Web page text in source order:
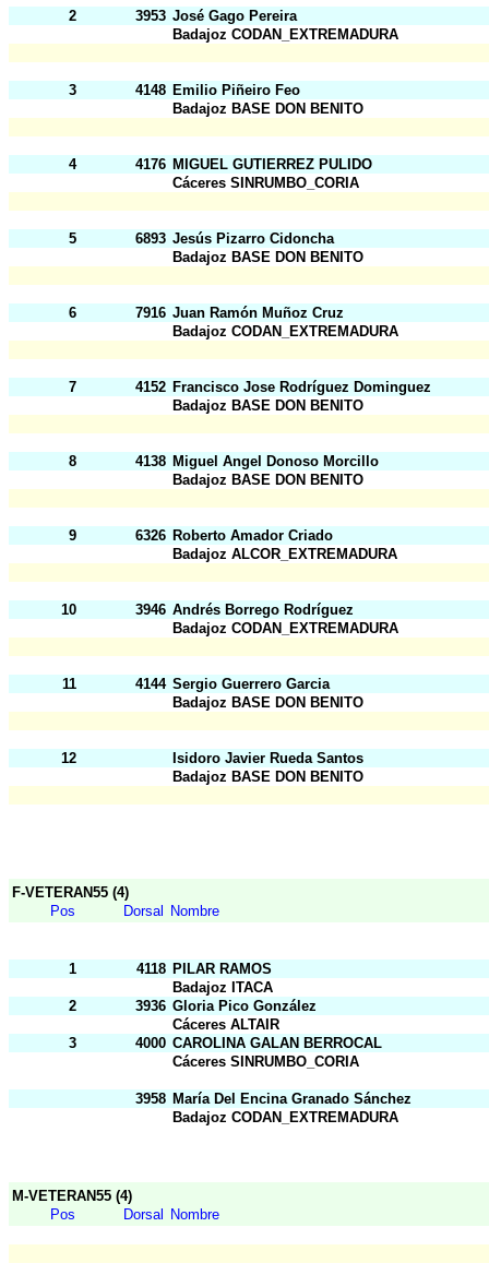
2 3953 José Gago Pereira
Badajoz CODAN_EXTREMADURA
3 4148 Emilio Piñeiro Feo
Badajoz BASE DON BENITO
4 4176 MIGUEL GUTIERREZ PULIDO
Cáceres SINRUMBO_CORIA
5 6893 Jesús Pizarro Cidoncha
Badajoz BASE DON BENITO
6 7916 Juan Ramón Muñoz Cruz
Badajoz CODAN_EXTREMADURA
7 4152 Francisco Jose Rodríguez Dominguez
Badajoz BASE DON BENITO
8 4138 Miguel Angel Donoso Morcillo
Badajoz BASE DON BENITO
9 6326 Roberto Amador Criado
Badajoz ALCOR_EXTREMADURA
10 3946 Andrés Borrego Rodríguez
Badajoz CODAN_EXTREMADURA
11 4144 Sergio Guerrero Garcia
Badajoz BASE DON BENITO
12
Isidoro Javier Rueda Santos
Badajoz BASE DON BENITO
F-VETERAN55 (4)
Pos
Dorsal Nombre
1 4118 PILAR RAMOS
Badajoz ITACA
2
3936 Gloria Pico González
Cáceres ALTAIR
3
4000 CAROLINA GALAN BERROCAL
Cáceres SINRUMBO_CORIA
3958 María Del Encina Granado Sánchez
Badajoz CODAN_EXTREMADURA
M-VETERAN55 (4)
Pos
Dorsal Nombre